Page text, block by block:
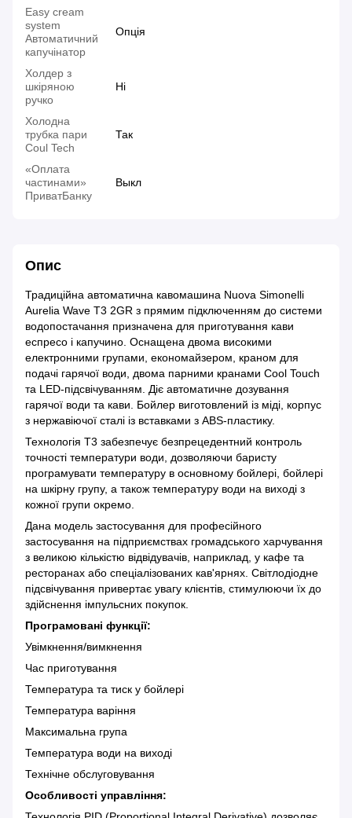
Easy cream
system
Автоматичний
капучінатор
Опція
Холдер з
шкіряною
ручко
Ні
Холодна
трубка пари
Coul Tech
Так
«Оплата
частинами»
ПриватБанку
Выкл
Опис
Традиційна автоматична кавомашина Nuova Simonelli
Aurelia Wave T3 2GR з прямим підключенням до системи
водопостачання призначена для приготування кави
еспресо і капучино. Оснащена двома високими
електронними групами, економайзером, краном для
подачі гарячої води, двома парними кранами Cool Touch
та LED-підсвічуванням. Діє автоматичне дозування
гарячої води та кави. Бойлер виготовлений із міді, корпус
з нержавіючої сталі із вставками з ABS-пластику.
Технологія T3 забезпечує безпрецедентний контроль
точності температури води, дозволяючи баристу
програмувати температуру в основному бойлері, бойлері
на шкірну групу, а також температуру води на виході з
кожної групи окремо.
Дана модель застосування для професійного
застосування на підприємствах громадського харчування
з великою кількістю відвідувачів, наприклад, у кафе та
ресторанах або спеціалізованих кав'ярнях. Світлодіодне
підсвічування привертає увагу клієнтів, стимулюючи їх до
здійснення імпульсних покупок.
Програмовані функції:
Увімкнення/вимкнення
Час приготування
Температура та тиск у бойлері
Температура варіння
Максимальна група
Температура води на виході
Технічне обслуговування
Особливості управління: